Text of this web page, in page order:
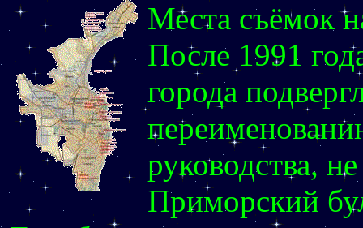
Места съёмок
После 1991
города
руководства,
Приморский